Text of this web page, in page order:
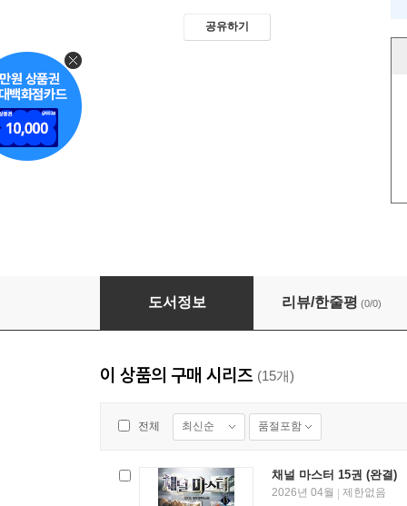
공유하기
채널 마스터 09권
도서정보 리뷰/한줄평 (0/0)
이 상품의 구매 시리즈 (15개)
전체 최신순 품절포함
채널 마스터 15권 (완결)
2026년 04월
제한없음